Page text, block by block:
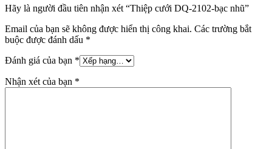
Hãy là người đầu tiên nhận xét “Thiệp cưới DQ-2102-bạc nhũ”
Email của bạn sẽ không được hiển thị công khai. Các trường bắt
buộc được đánh dấu *
Đánh giá của bạn *
Nhận xét của bạn *